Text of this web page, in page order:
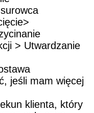
> Utwardzanie
jeśli mam więcej
klienta, który